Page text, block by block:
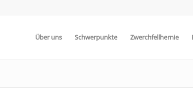
Über uns Schwerpunkte Zwerchfellhernie